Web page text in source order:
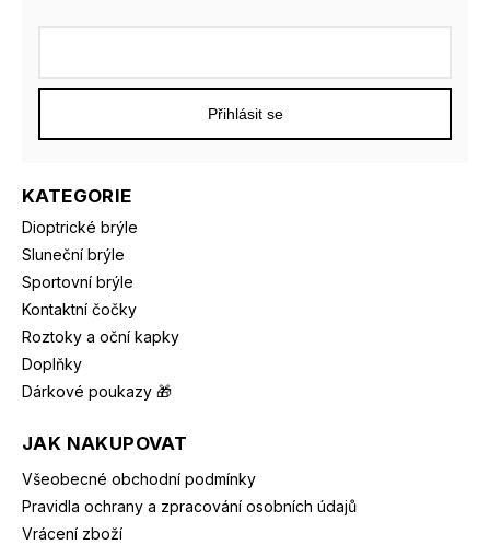
KATEGORIE
Dioptrické brýle
Sluneční brýle
Sportovní brýle
Kontaktní čočky
Roztoky a oční kapky
Doplňky
Dárkové poukazy 🎁
JAK NAKUPOVAT
Všeobecné obchodní podmínky
Pravidla ochrany a zpracování osobních údajů
Vrácení zboží
Přihlásit se